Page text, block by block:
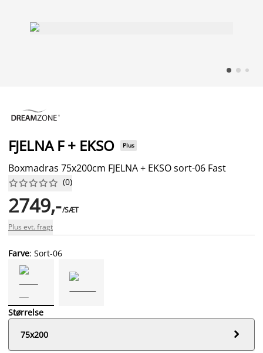
FJELNA F + EKSO Plus
Boxmadras 75x200cm FJELNA + EKSO sort-06 Fast





 (0)
2749,-/SÆT
Plus evt. fragt
Farve: Sort-06
Størrelse
75x200
